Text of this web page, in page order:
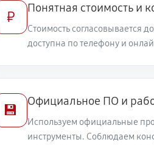
₽
Понятная стоимость и
Стоимость согласовывается
доступна по телефону и
💾
Официальное ПО и
Используем официальные
инструменты. Соблюдаем